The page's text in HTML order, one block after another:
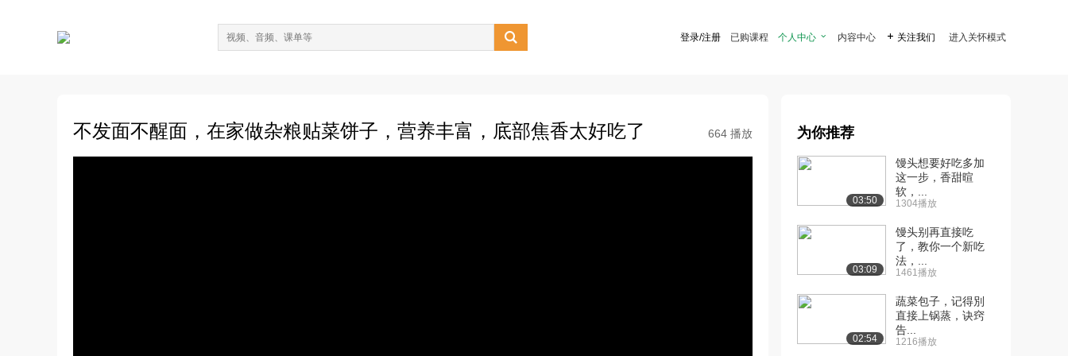
 登录/注册 已购课程 个人中心  内容中心  关注我们 进入关怀模式
不发面不醒面，在家做杂粮贴菜饼子，营养丰富，底部焦香太好吃了 664 播放 为你推荐
03:50
馒头想要好吃多加
这一步，香甜暄
软，...
1304播放
03:09
馒头别再直接吃
了，教你一个新吃
法，...
1461播放
02:54
蔬菜包子，记得別
直接上锅蒸，诀窍
告...
1216播放